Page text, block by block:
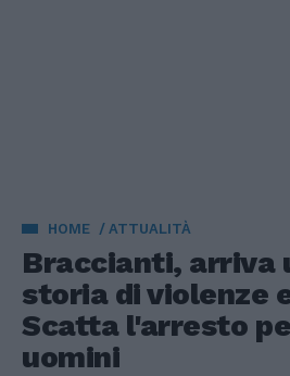
HOME ATTUALITÀ
Braccianti, arriva
storia di violenze
Scatta l'arresto
uomini